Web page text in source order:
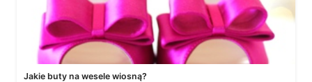
Jakie buty na wesele wiosną?